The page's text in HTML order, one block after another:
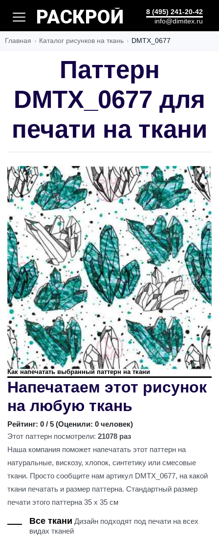
ПОШИВ
8 (495) 241-20-42
info@dimitex.ru
Главная Каталог рисунков на ткань DMTX_0677
Паттерн
DMTX_0677 для
печати на ткани
Как напечатать выбранный паттерн на ткани
Напечатаем этот рисунок
на любую ткань
Рейтинг: 0 / 5 (Оценили: 0 человек)
Этот паттерн посмотрели: 21078 раз
Наша компания поможет напечатать этот паттерн на
натуральные, вискозу, хлопок, синтетику или смесовые
ткани. Просто сообщите нам артикул DMTX_0677, на какой
ткани печатать и размер паттерна. Стандартный размер
печати этого паттерна 35 х 35 см
Все ткани Дизайн подходят под печати на всех
видах тканей